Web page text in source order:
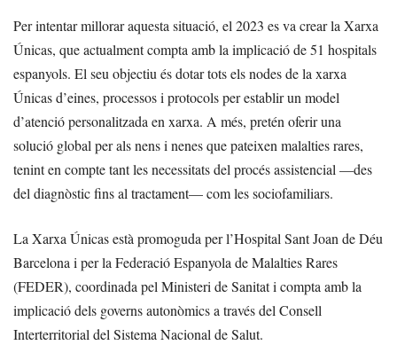
Per intentar millorar aquesta situació, el 2023 es va crear la Xarxa
Únicas, que actualment compta amb la implicació de 51 hospitals
espanyols. El seu objectiu és dotar tots els nodes de la xarxa
Únicas d’eines, processos i protocols per establir un model
d’atenció personalitzada en xarxa. A més, pretén oferir una
solució global per als nens i nenes que pateixen malalties rares,
tenint en compte tant les necessitats del procés assistencial —des
del diagnòstic fins al tractament— com les sociofamiliars.
La Xarxa Únicas està promoguda per l’Hospital Sant Joan de Déu
Barcelona i per la Federació Espanyola de Malalties Rares
(FEDER), coordinada pel Ministeri de Sanitat i compta amb la
implicació dels governs autonòmics a través del Consell
Interterritorial del Sistema Nacional de Salut.